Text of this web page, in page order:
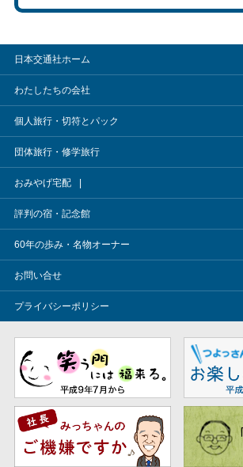
日本交通社ホーム
わたしたちの会社
個人旅行・切符とパック
団体旅行・修学旅行
おみやげ宅配
評判の宿・記念館
60年の歩み・名物オーナー
お問い合せ
プライバシーポリシー